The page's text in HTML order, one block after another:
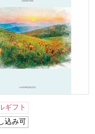
ギフト
込み可